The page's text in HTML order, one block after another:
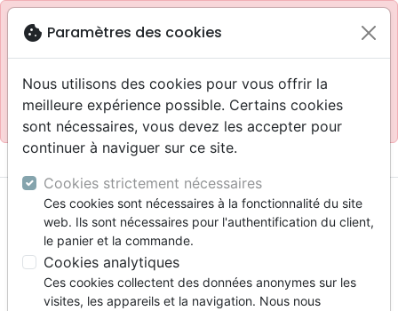
blockSite réservé aux professionnels
Accès pour les professionnels : Se connecter
Site pour le grand public : La Maison de la Bible
menu
cookie Paramètres des cookies
Nous utilisons des cookies pour vous offrir la
meilleure expérience possible. Certains cookies
sont nécessaires, vous devez les accepter pour
continuer à naviguer sur ce site.
Cookies strictement nécessaires
Ces cookies sont nécessaires à la fonctionnalité du site
web. Ils sont nécessaires pour l'authentification du client,
le panier et la commande.
Cookies analytiques
Ces cookies collectent des données anonymes sur les
visites, les appareils et la navigation. Nous nous